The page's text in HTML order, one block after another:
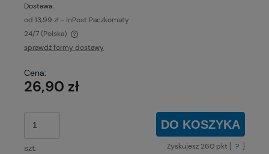
Dostawa:
od 13,99 zł - InPost Paczkomaty
24/7(Polska)
Cena nie zawiera ewentualnych kosztów płatności
sprawdź formy dostawy
Cena:
26,90 zł
szt.
DO KOSZYKA
Zyskujesz 260 pkt [ ? ]